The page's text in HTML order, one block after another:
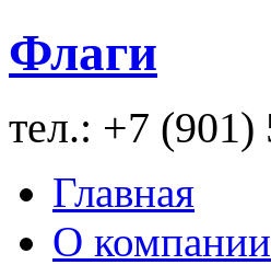
Флаги
тел.: +7 (901)
Главная
О компании